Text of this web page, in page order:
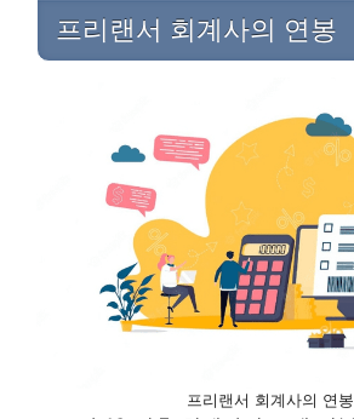
프리랜서 회계사의 연봉
프리랜서 회계사의 연봉